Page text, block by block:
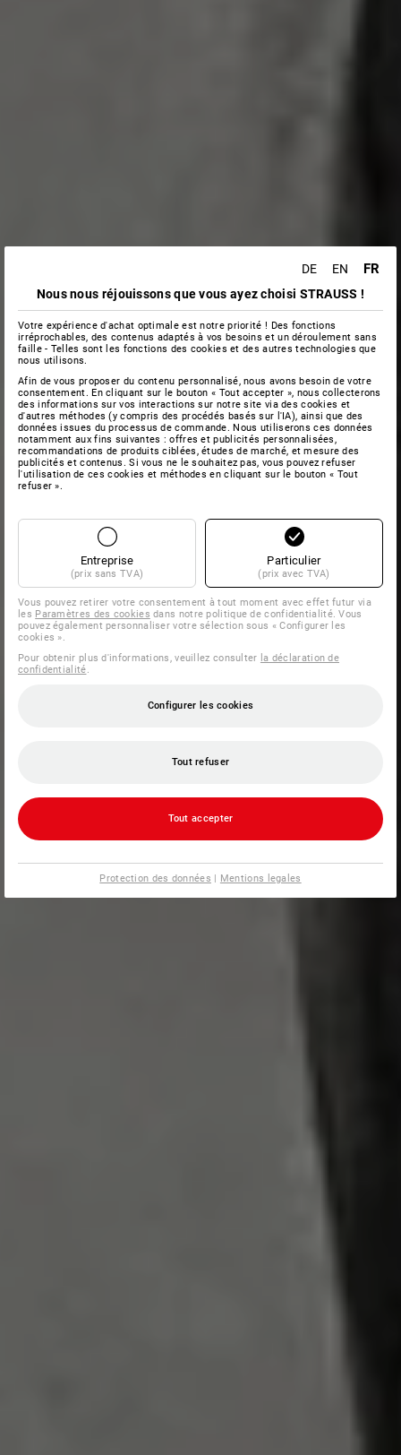
DE EN FR
Nous nous réjouissons que vous ayez choisi STRAUSS !
Votre expérience d'achat optimale est notre priorité ! Des fonctions
irréprochables, des contenus adaptés à vos besoins et un déroulement sans
faille - Telles sont les fonctions des cookies et des autres technologies que
nous utilisons.
Afin de vous proposer du contenu personnalisé, nous avons besoin de votre
consentement. En cliquant sur le bouton « Tout accepter », nous collecterons
des informations sur vos interactions sur notre site via des cookies et
d'autres méthodes (y compris des procédés basés sur l'IA), ainsi que des
données issues du processus de commande. Nous utiliserons ces données
notamment aux fins suivantes : offres et publicités personnalisées,
recommandations de produits ciblées, études de marché, et mesure des
publicités et contenus. Si vous ne le souhaitez pas, vous pouvez refuser
l'utilisation de ces cookies et méthodes en cliquant sur le bouton « Tout
refuser ».
Entreprise
(prix sans TVA)
Particulier
(prix avec TVA)
Vous pouvez retirer votre consentement à tout moment avec effet futur via
les Paramètres des cookies dans notre politique de confidentialité. Vous
pouvez également personnaliser votre sélection sous « Configurer les
cookies ».
Pour obtenir plus d'informations, veuillez consulter la déclaration de
confidentialité.
Configurer les cookies
Tout refuser
Tout accepter
Protection des données | Mentions legales